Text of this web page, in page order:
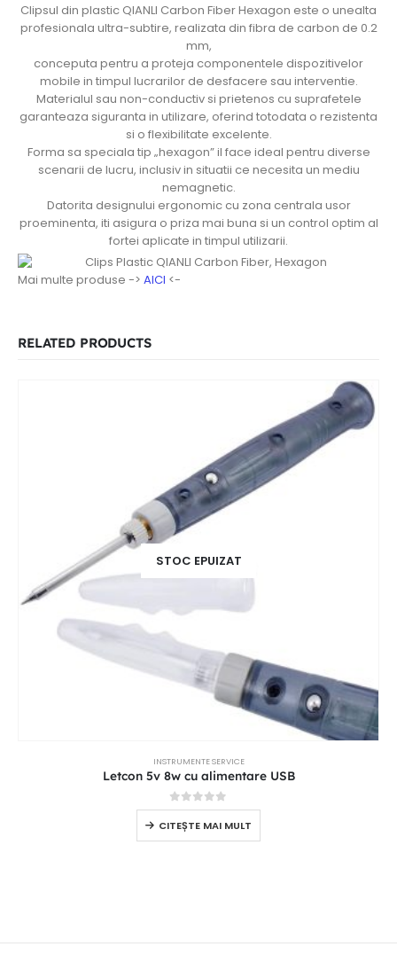
Clipsul din plastic QIANLI Carbon Fiber Hexagon este o unealta
profesionala ultra-subtire, realizata din fibra de carbon de 0.2
mm,
conceputa pentru a proteja componentele dispozitivelor
mobile in timpul lucrarilor de desfacere sau interventie.
Materialul sau non-conductiv si prietenos cu suprafetele
garanteaza siguranta in utilizare, oferind totodata o rezistenta
si o flexibilitate excelente.
Forma sa speciala tip „hexagon” il face ideal pentru diverse
scenarii de lucru, inclusiv in situatii ce necesita un mediu
nemagnetic.
Datorita designului ergonomic cu zona centrala usor
proeminenta, iti asigura o priza mai buna si un control optim al
fortei aplicate in timpul utilizarii.
Mai multe produse -> AICI <-
RELATED PRODUCTS
STOC EPUIZAT
INSTRUMENTE SERVICE
Letcon 5v 8w cu alimentare USB
0out of 5
CITEȘTE MAI MULT